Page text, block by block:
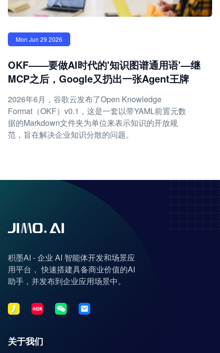
Mon Jun 29 2026
OKF——要做AI时代的'知识图谱通用语'—继
MCP之后，Google又扔出一张Agent王牌
2026年6月，谷歌云发布了Open Knowledge
Format（OKF）v0.1，这是一套以带YAML前置元数
据的Markdown文件夹为单位来表示知识的开放规
范，旨在解决企业知识分散的问题。
积墨AI - 企业 AI 智能体开发和场景应
用平台， 快速搭建具备商业价值的AI
助手，并发布到企业应用场景中。
关于我们